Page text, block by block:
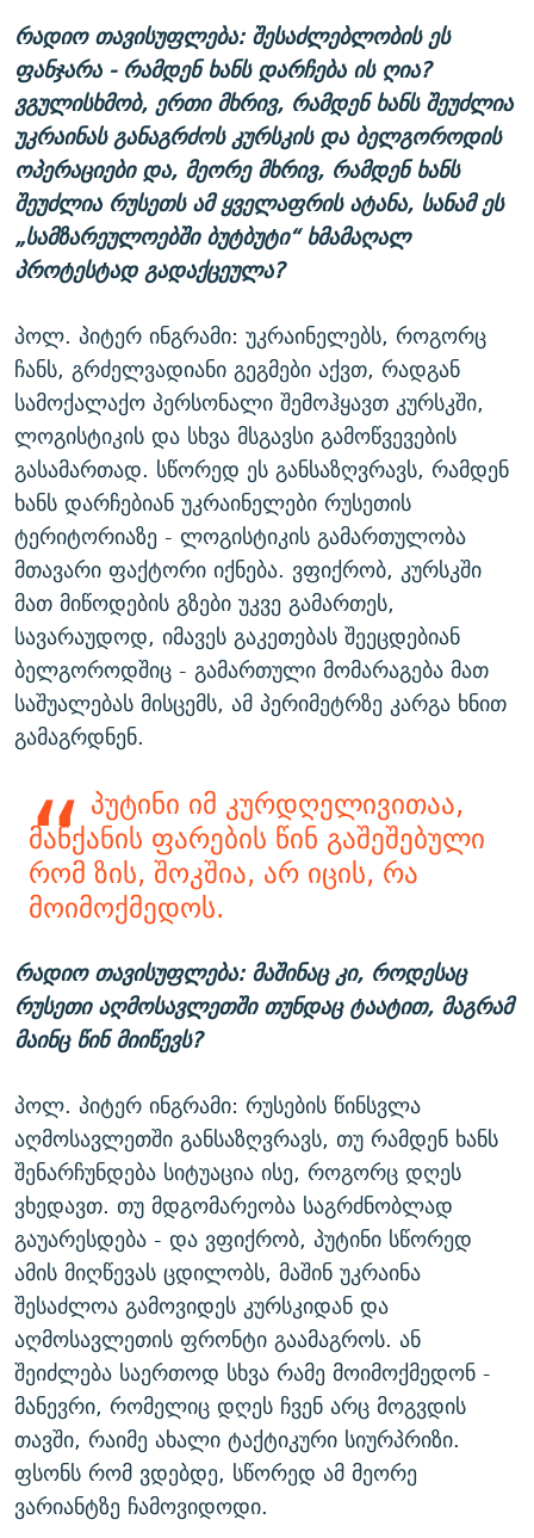
რადიო თავისუფლება: შესაძლებლობის ეს
ფანჯარა - რამდენ ხანს დარჩება ის ღია?
ვგულისხმობ, ერთი მხრივ, რამდენ ხანს შეუძლია
უკრაინას განაგრძოს კურსკის და ბელგოროდის
ოპერაციები და, მეორე მხრივ, რამდენ ხანს
შეუძლია რუსეთს ამ ყველაფრის ატანა, სანამ ეს
„სამზარეულოებში ბუტბუტი“ ხმამაღალ
პროტესტად გადაქცეულა?
პოლ. პიტერ ინგრამი: უკრაინელებს, როგორც
ჩანს, გრძელვადიანი გეგმები აქვთ, რადგან
სამოქალაქო პერსონალი შემოჰყავთ კურსკში,
ლოგისტიკის და სხვა მსგავსი გამოწვევების
გასამართად. სწორედ ეს განსაზღვრავს, რამდენ
ხანს დარჩებიან უკრაინელები რუსეთის
ტერიტორიაზე - ლოგისტიკის გამართულობა
მთავარი ფაქტორი იქნება. ვფიქრობ, კურსკში
მათ მიწოდების გზები უკვე გამართეს,
სავარაუდოდ, იმავეს გაკეთებას შეეცდებიან
ბელგოროდშიც - გამართული მომარაგება მათ
საშუალებას მისცემს, ამ პერიმეტრზე კარგა ხნით
გამაგრდნენ.
პუტინი იმ კურდღელივითაა,
მანქანის ფარების წინ გაშეშებული
რომ ზის, შოკშია, არ იცის, რა
მოიმოქმედოს.
რადიო თავისუფლება: მაშინაც კი, როდესაც
რუსეთი აღმოსავლეთში თუნდაც ტაატით, მაგრამ
მაინც წინ მიიწევს?
პოლ. პიტერ ინგრამი: რუსების წინსვლა
აღმოსავლეთში განსაზღვრავს, თუ რამდენ ხანს
შენარჩუნდება სიტუაცია ისე, როგორც დღეს
ვხედავთ. თუ მდგომარეობა საგრძნობლად
გაუარესდება - და ვფიქრობ, პუტინი სწორედ
ამის მიღწევას ცდილობს, მაშინ უკრაინა
შესაძლოა გამოვიდეს კურსკიდან და
აღმოსავლეთის ფრონტი გაამაგროს. ან
შეიძლება საერთოდ სხვა რამე მოიმოქმედონ -
მანევრი, რომელიც დღეს ჩვენ არც მოგვდის
თავში, რაიმე ახალი ტაქტიკური სიურპრიზი.
ფსონს რომ ვდებდე, სწორედ ამ მეორე
ვარიანტზე ჩამოვიდოდი.